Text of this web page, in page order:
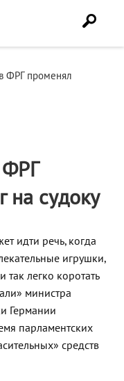
ФРГ променял
на судоку
идти речь, когда
игрушки,
так легко коротать
министра
Германии
парламентских
средств